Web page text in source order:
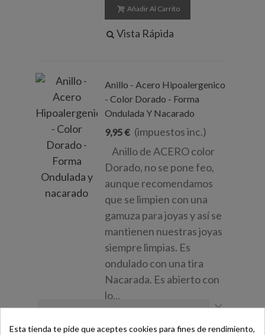
Añadir Al Carrito
Vista Rápida
Anillo - Acero Hipoalergenico
- Color Dorado - Forma
Ondulada Y Nacarado
9,95 € (impuestos inc.)
Anillo de ACERO color
Dorado, no se pone feo,
aunque recomendamos
que se limpien con una
gamuza para joyas y así se
mantienen nuestras joyas
siempre limpias. Es
ondulado con una tira
Nacarada. Es abierto con
lo...
Añadir Al Carrito
×
Esta tienda te pide que aceptes cookies para fines de rendimiento,